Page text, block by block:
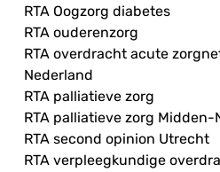
RTA Oogzorg diabetes
RTA ouderenzorg
RTA overdracht acute
Nederland
RTA palliatieve zorg
RTA palliatieve zorg Midden-
RTA second opinion Utrecht
RTA verpleegkundige